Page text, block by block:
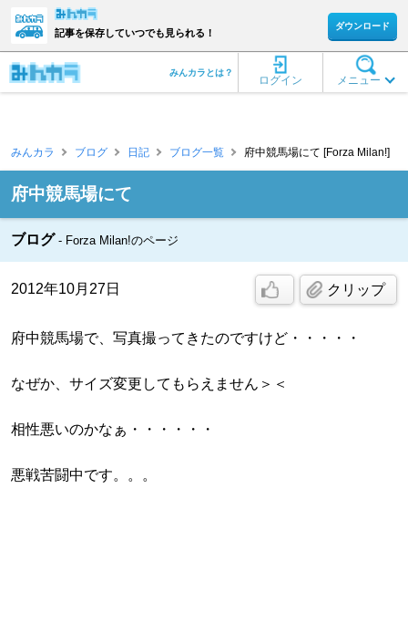
記事を保存していつでも見られる！
ダウンロード
メニュー
ログイン
みんカラとは？
みんカラ ブログ 日記 ブログ一覧 府中競馬場にて [Forza Milan!]
府中競馬場にて
ブログ Forza Milan!のページ
2012年10月27日 クリップ
府中競馬場で、写真撮ってきたのですけど・・・・・
なぜか、サイズ変更してもらえません＞＜
相性悪いのかなぁ・・・・・・
悪戦苦闘中です。。。